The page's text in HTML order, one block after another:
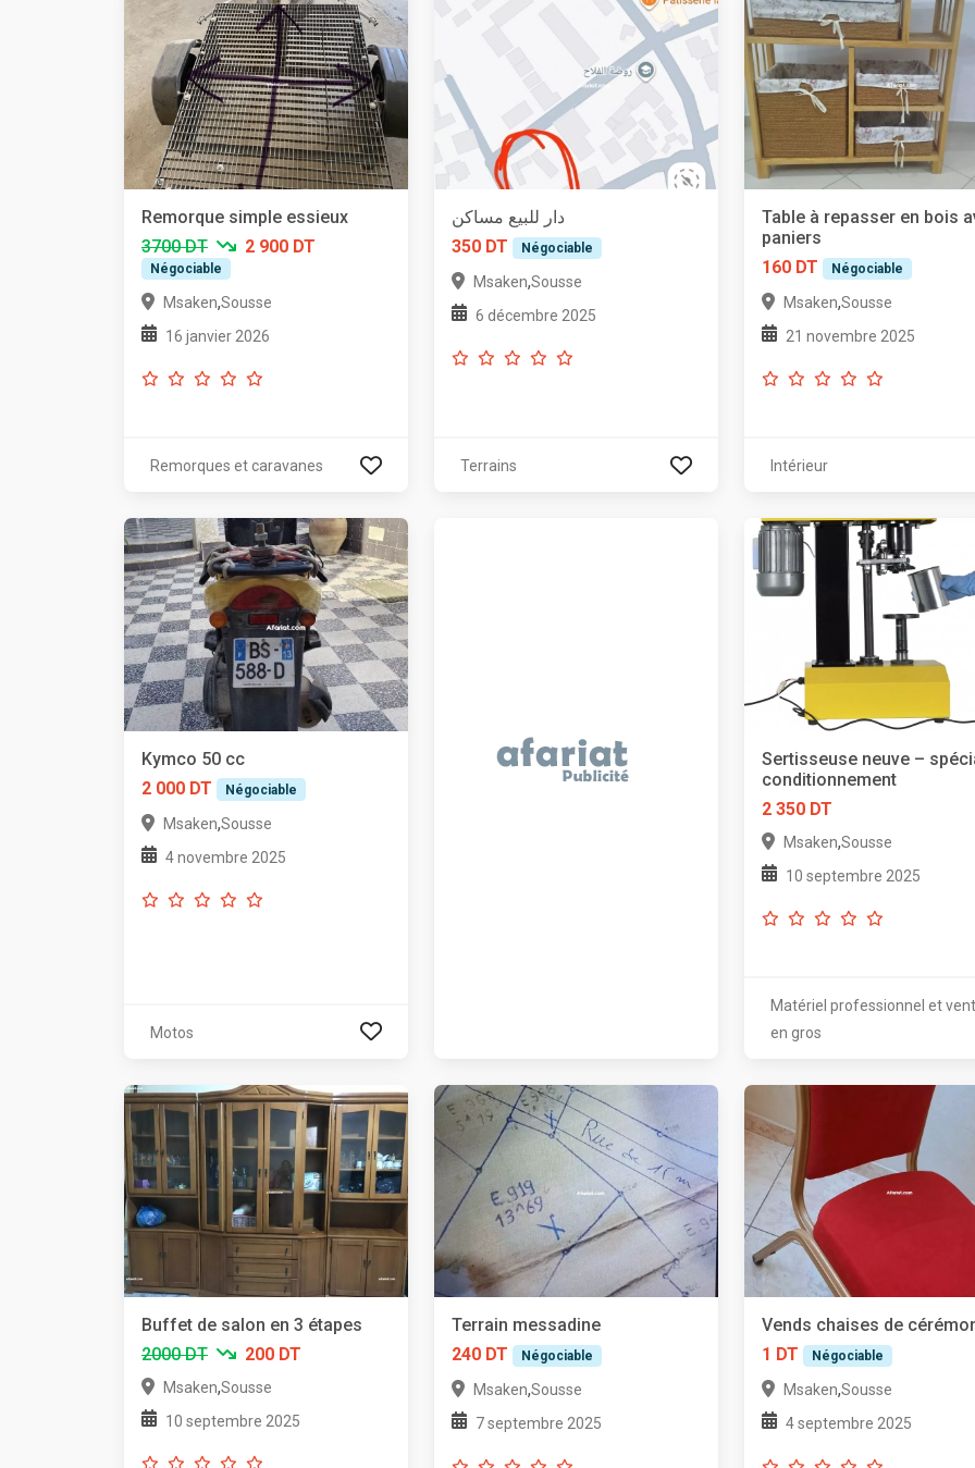
Remorque simple essieux
3700 DT
2 900 DT
Négociable
Msaken,Sousse
16 janvier 2026
Remorques et caravanes
دار للبيع مساكن
350 DT
Négociable
Msaken,Sousse
6 décembre 2025
Terrains
Table à repasser en bois
paniers
160 DT
Négociable
Msaken,Sousse
21 novembre 2025
Intérieur
Kymco 50 cc
2 000 DT
Négociable
Msaken,Sousse
4 novembre 2025
Motos
Sertisseuse neuve –
conditionnement
2 350 DT
Msaken,Sousse
10 septembre 2025
Matériel professionnel et
en gros
Buffet de salon en 3 étapes
2000 DT
200 DT
Msaken,Sousse
10 septembre 2025
Terrain messadine
240 DT
Négociable
Msaken,Sousse
7 septembre 2025
Vends chaises de
1 DT
Négociable
Msaken,Sousse
4 septembre 2025